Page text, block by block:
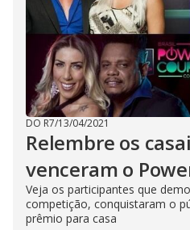
DO R7/13/04/2021
Relembre os
venceram o
Veja os participantes que
competição, conquistaram o
prêmio para casa